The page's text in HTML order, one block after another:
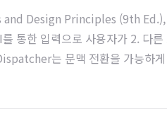
and Design Principles (9th
통한 입력으로 사용자가 2. 다
는 문맥 전환을 가능하